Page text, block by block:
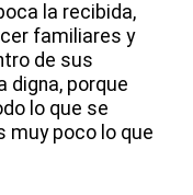
la recibida,
familiares y
de sus
digna, porque
lo que se
muy poco lo que